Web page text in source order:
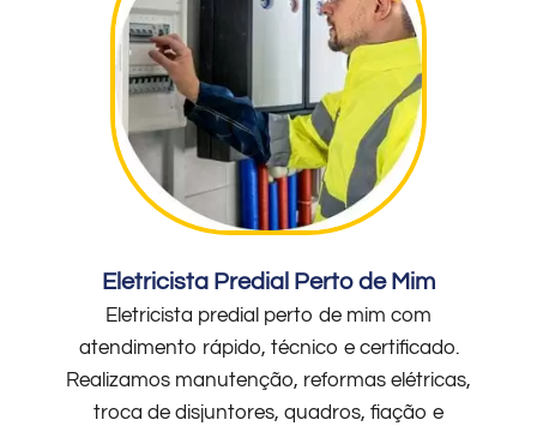
Eletricista Predial Perto de Mim
Eletricista predial perto de mim com
atendimento rápido, técnico e certificado.
Realizamos manutenção, reformas elétricas,
troca de disjuntores, quadros, fiação e